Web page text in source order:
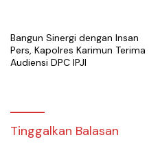
Bangun Sinergi dengan Insan
Pers, Kapolres Karimun Terima
Audiensi DPC IPJI
Tinggalkan Balasan